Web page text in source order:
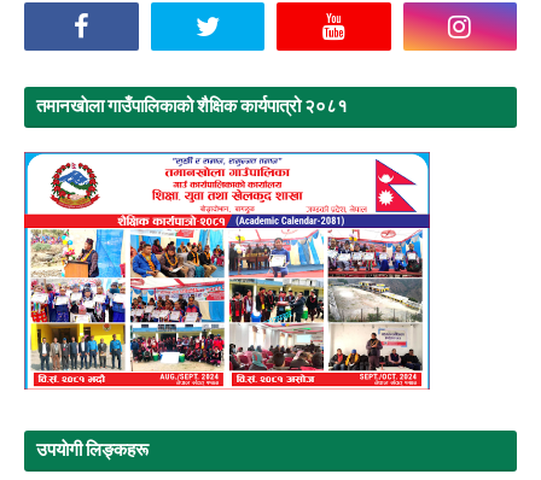
तमानखाेला गाउँपालिकाको शैक्षिक कार्यपात्रो २०८१
उपयाेगी लिङ्‍कहरू